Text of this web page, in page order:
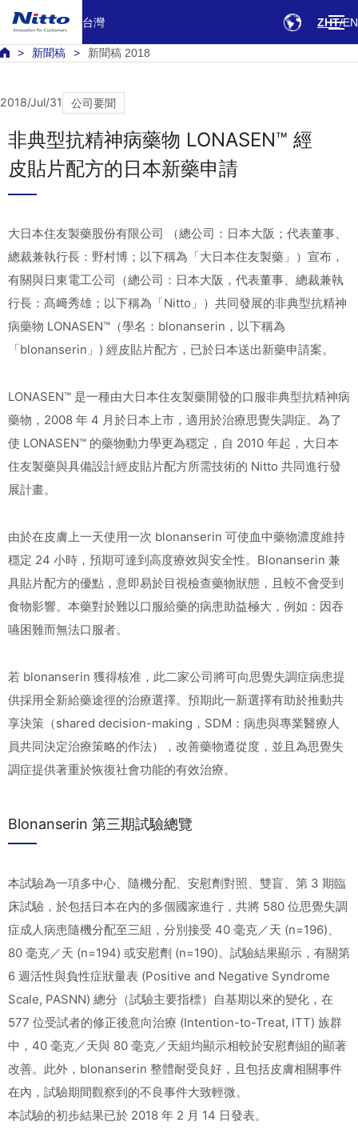
台灣 ZHT EN
新聞稿 新聞稿 2018
2018/Jul/31 公司要聞
非典型抗精神病藥物 LONASEN™ 經
皮貼片配方的日本新藥申請
大日本住友製藥股份有限公司 （總公司：日本大阪；代表董事、
總裁兼執行長：野村博；以下稱為「大日本住友製藥」）宣布，
有關與日東電工公司（總公司：日本大阪，代表董事、總裁兼執
行長：髙﨑秀雄；以下稱為「Nitto」）共同發展的非典型抗精神
病藥物 LONASEN™（學名：blonanserin，以下稱為
「blonanserin」) 經皮貼片配方，已於日本送出新藥申請案。
LONASEN™ 是一種由大日本住友製藥開發的口服非典型抗精神病
藥物，2008 年 4 月於日本上市，適用於治療思覺失調症。為了
使 LONASEN™ 的藥物動力學更為穩定，自 2010 年起，大日本
住友製藥與具備設計經皮貼片配方所需技術的 Nitto 共同進行發
展計畫。
由於在皮膚上一天使用一次 blonanserin 可使血中藥物濃度維持
穩定 24 小時，預期可達到高度療效與安全性。Blonanserin 兼
具貼片配方的優點，意即易於目視檢查藥物狀態，且較不會受到
食物影響。本藥對於難以口服給藥的病患助益極大，例如：因吞
嚥困難而無法口服者。
若 blonanserin 獲得核准，此二家公司將可向思覺失調症病患提
供採用全新給藥途徑的治療選擇。預期此一新選擇有助於推動共
享決策（shared decision-making，SDM：病患與專業醫療人
員共同決定治療策略的作法），改善藥物遵從度，並且為思覺失
調症提供著重於恢復社會功能的有效治療。
Blonanserin 第三期試驗總覽
本試驗為一項多中心、隨機分配、安慰劑對照、雙盲、第 3 期臨
床試驗，於包括日本在內的多個國家進行，共將 580 位思覺失調
症成人病患隨機分配至三組，分別接受 40 毫克／天 (n=196)、
80 毫克／天 (n=194) 或安慰劑 (n=190)。試驗結果顯示，有關第
6 週活性與負性症狀量表 (Positive and Negative Syndrome
Scale, PASNN) 總分（試驗主要指標）自基期以來的變化，在
577 位受試者的修正後意向治療 (Intention-to-Treat, ITT) 族群
中，40 毫克／天與 80 毫克／天組均顯示相較於安慰劑組的顯著
改善。此外，blonanserin 整體耐受良好，且包括皮膚相關事件
在內，試驗期間觀察到的不良事件大致輕微。
本試驗的初步結果已於 2018 年 2 月 14 日發表。